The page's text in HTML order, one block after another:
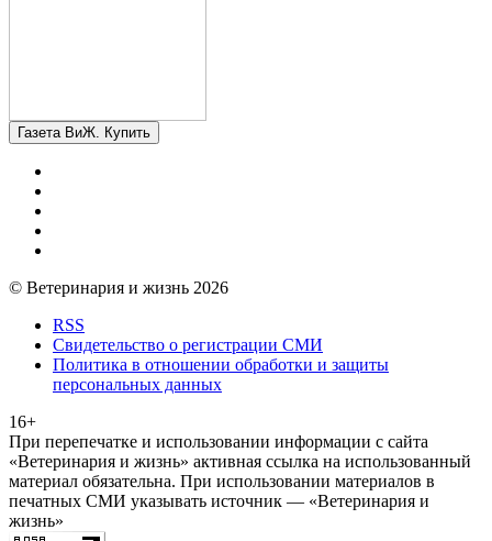
Газета ВиЖ. Купить
© Ветеринария и жизнь 2026
RSS
Свидетельство о регистрации СМИ
Политика в отношении обработки и защиты
персональных данных
16+
При перепечатке и использовании информации с сайта
«Ветеринария и жизнь» активная ссылка на использованный
материал обязательна. При использовании материалов в
печатных СМИ указывать источник — «Ветеринария и
жизнь»